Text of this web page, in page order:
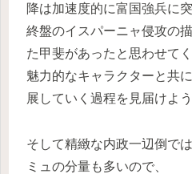
降は加速度的に富国強兵に
終盤のイスパーニャ侵攻の
た甲斐があったと思わせてく
魅力的なキャラクターと共
展していく過程を見届けよう
そして精緻な内政一辺倒で
ミュの分量も多いので、